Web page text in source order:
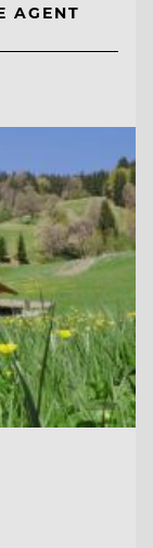
AGENT